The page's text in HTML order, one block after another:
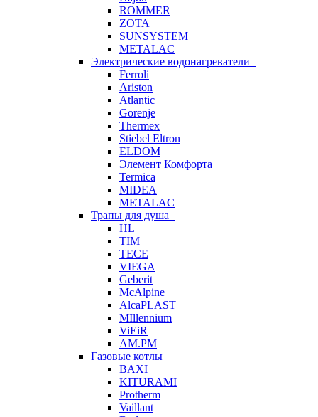
ROMMER
ZOTA
SUNSYSTEM
METALAC
Электрические водонагреватели
Ferroli
Ariston
Atlantic
Gorenje
Thermex
Stiebel Eltron
ELDOM
Элемент Комфорта
Termica
MIDEA
METALAC
Трапы для душа
HL
TIM
TECE
VIEGA
Geberit
McAlpine
AlcaPLAST
MIllennium
ViEiR
AM.PM
Газовые котлы
BAXI
KITURAMI
Protherm
Vaillant